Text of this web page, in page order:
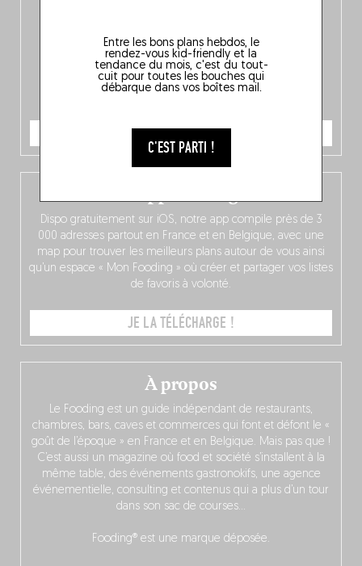
Entre les bons plans hebdos, le
rendez-vous kid-friendly et la
tendance du mois, c'est du tout-
cuit pour toutes les bouches qui
débarque dans vos boîtes mail.
C'EST PARTI !
JE COMMANDE
À propos
Le Fooding est un guide indépendant de restaurants,
chambres, bars, caves et commerces qui font et défont le «
goût de l’époque » en France et en Belgique. Mais pas que !
C’est aussi un magazine où food et société s’installent à la
même table, des événements gastronokifs, une agence
événementielle, consulting et contenus qui a plus d’un tour
dans son sac de courses…
Fooding® est une marque déposée.
Dispo gratuitement sur iOS, notre app compile près de 3
000 adresses partout en France et en Belgique, avec une
map pour trouver les meilleurs plans autour de vous ainsi
qu’un espace « Mon Fooding » où créer et partager vos listes
de favoris à volonté.
JE LA TÉLÉCHARGE !